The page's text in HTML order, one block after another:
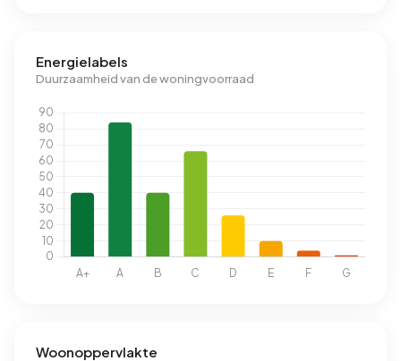
Energielabels
Duurzaamheid van de woningvoorraad
Woonoppervlakte